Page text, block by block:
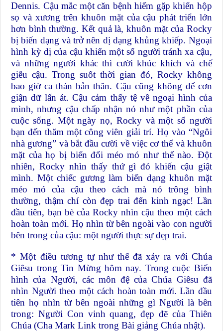
Dennis. Cậu mắc một căn bệnh hiếm gặp khiến hộp
sọ và xương trên khuôn mặt của cậu phát triển lớn
hơn bình thường. Kết quả là, khuôn mặt của Rocky
bị biến dạng và trở nên dị dạng khủng khiếp. Ngoại
hình kỳ dị của cậu khiến một số người tránh xa cậu,
và những người khác thì cười khúc khích và chế
giễu cậu. Trong suốt thời gian đó, Rocky không
bao giờ ca thán bản thân. Cậu cũng không để cơn
giận dữ lấn át. Cậu cảm thấy tệ về ngoại hình của
mình, nhưng cậu chấp nhận nó như một phần của
cuộc sống. Một ngày nọ, Rocky và một số người
bạn đến thăm một công viên giải trí. Họ vào “Ngôi
nhà gương” và bắt đầu cười về việc cơ thể và khuôn
mặt của họ bị biến đổi méo mó như thế nào. Đột
nhiên, Rocky nhìn thấy thứ gì đó khiến cậu giật
mình. Một chiếc gương làm biến dạng khuôn mặt
méo mó của cậu theo cách mà nó trông bình
thường, thậm chí còn đẹp trai đến kinh ngạc! Lần
đầu tiên, bạn bè của Rocky nhìn cậu theo một cách
hoàn toàn mới. Họ nhìn từ bên ngoài vào con người
bên trong của cậu: một người thực sự đẹp trai.
* Một điều tương tự như thế đã xảy ra với Chúa
Giêsu trong Tin Mừng hôm nay. Trong cuộc Biến
hình của Người, các môn đệ của Chúa Giêsu đã
nhìn Người theo một cách hoàn toàn mới. Lần đầu
tiên họ nhìn từ bên ngoài những gì Người là bên
trong: Người Con vinh quang, đẹp đẽ của Thiên
Chúa (Cha Mark Link trong Bài giảng Chúa nhật).